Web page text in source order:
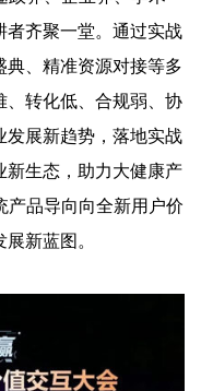
者齐聚一堂。通过实战
、精准资源对接等多
、转化低、合规弱、协
发展新趋势，落地实战
新生态，助力大健康产
产品导向向全新用户价
新蓝图。